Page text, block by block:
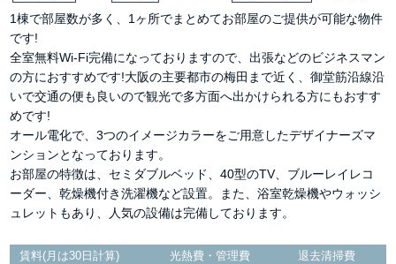
1棟で部屋数が多く、1ヶ所でまとめてお部屋のご提供が可能な物件
です!
全室無料Wi-Fi完備になっておりますので、出張などのビジネスマン
の方におすすめです!大阪の主要都市の梅田まで近く、御堂筋沿線沿
いで交通の便も良いので観光で多方面へ出かけられる方にもおすす
めです!
オール電化で、3つのイメージカラーをご用意したデザイナーズマ
ンションとなっております。
お部屋の特徴は、セミダブルベッド、40型のTV、ブルーレイレコ
ーダー、乾燥機付き洗濯機など設置。また、浴室乾燥機やウォッシ
ュレットもあり、人気の設備は完備しております。
賃料(月は30日計算) 光熱費・管理費 退去清掃費